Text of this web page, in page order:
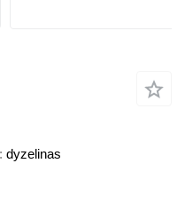
dyzelinas